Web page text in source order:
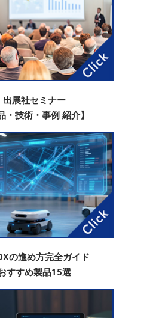
出展社セミナー
・技術・事例 紹介】
の進め方完全ガイド
すすめ製品15選